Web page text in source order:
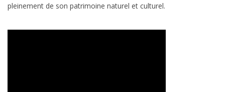
pleinement de son patrimoine naturel et culturel.